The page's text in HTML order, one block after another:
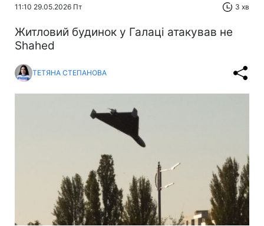
11:10 29.05.2026 Пт 3 хв
Житловий будинок у Галаці атакував не
Shahed
ТЕТЯНА СТЕПАНОВА